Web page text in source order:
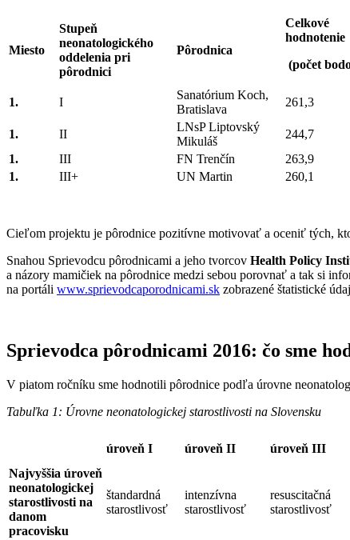
Miesto
Stupeň
neonatologického
oddelenia pri
pôrodnici
Pôrodnica
Celkové
hodnotenie
(počet
1. I
Sanatórium Koch,
Bratislava
261,3
1. II
LNsP Liptovský
Mikuláš
244,7
1.
III FN Trenčín
263,9
1.
III+ UN Martin 260,1
Cieľom projektu je pôrodnice pozitívne motivovať a oceniť tých,
Snahou Sprievodcu pôrodnicami a jeho tvorcov Health Policy
a názory mamičiek na pôrodnice medzi sebou porovnať a tak si
na portáli www.sprievodcaporodnicami.sk zobrazené štatistické
Sprievodca pôrodnicami 2016: čo sme
V piatom ročníku sme hodnotili pôrodnice podľa úrovne
Tabuľka 1: Úrovne neonatologickej starostlivosti na Slovensku
úroveň I úroveň II úroveň III
Najvyššia úroveň
neonatologickej
starostlivosti na
danom
pracovisku
štandardná
starostlivosť
intenzívna
starostlivosť
resuscitačná
starostlivosť